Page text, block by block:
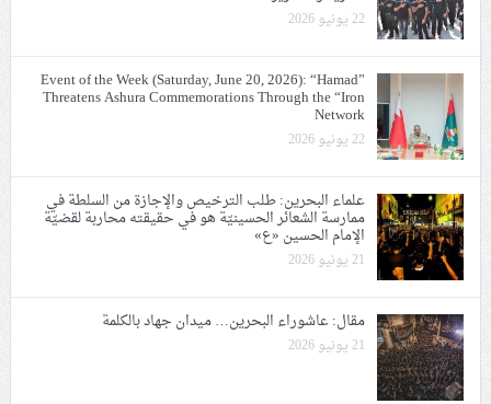
22 يونيو 2026
Event of the Week (Saturday, June 20, 2026): “Hamad”
Threatens Ashura Commemorations Through the “Iron
Network
22 يونيو 2026
علماء البحرين: طلب الترخيص والإجازة من السلطة في
ممارسة الشعائر الحسينيّة هو في حقيقته محاربة لقضيّة
الإمام الحسين «ع»
21 يونيو 2026
مقال: عاشوراء البحرين… ميدان جهاد بالكلمة
21 يونيو 2026